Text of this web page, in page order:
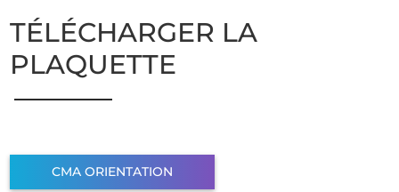
TÉLÉCHARGER LA
PLAQUETTE
CMA ORIENTATION